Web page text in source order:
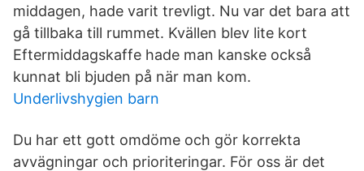
middagen, hade varit trevligt. Nu var det bara att
gå tillbaka till rummet. Kvällen blev lite kort
Eftermiddagskaffe hade man kanske också
kunnat bli bjuden på när man kom.
Underlivshygien barn
Du har ett gott omdöme och gör korrekta
avvägningar och prioriteringar. För oss är det